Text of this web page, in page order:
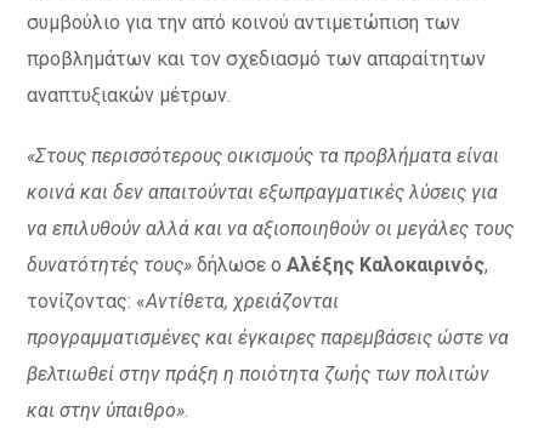
συμβούλιο για την από κοινού αντιμετώπιση των
προβλημάτων και τον σχεδιασμό των απαραίτητων
αναπτυξιακών μέτρων.
«Στους περισσότερους οικισμούς τα προβλήματα είναι
κοινά και δεν απαιτούνται εξωπραγματικές λύσεις για
να επιλυθούν αλλά και να αξιοποιηθούν οι μεγάλες τους
δυνατότητές τους» δήλωσε οΑλέξης Καλοκαιρινός,
τονίζοντας: «Αντίθετα, χρειάζονται
προγραμματισμένες και έγκαιρες παρεμβάσεις ώστε να
βελτιωθεί στην πράξη η ποιότητα ζωής των πολιτών
και στην ύπαιθρο»